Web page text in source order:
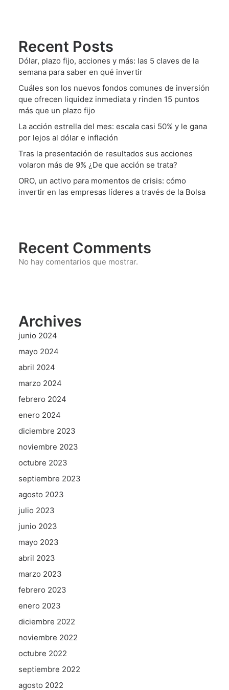
Recent Posts
Dólar, plazo fijo, acciones y más: las 5 claves de la
semana para saber en qué invertir
Cuáles son los nuevos fondos comunes de inversión
que ofrecen liquidez inmediata y rinden 15 puntos
más que un plazo fijo
La acción estrella del mes: escala casi 50% y le gana
por lejos al dólar e inflación
Tras la presentación de resultados sus acciones
volaron más de 9% ¿De que acción se trata?
ORO, un activo para momentos de crisis: cómo
invertir en las empresas líderes a través de la Bolsa
Recent Comments
No hay comentarios que mostrar.
Archives
junio 2024
mayo 2024
abril 2024
marzo 2024
febrero 2024
enero 2024
diciembre 2023
noviembre 2023
octubre 2023
septiembre 2023
agosto 2023
julio 2023
junio 2023
mayo 2023
abril 2023
marzo 2023
febrero 2023
enero 2023
diciembre 2022
noviembre 2022
octubre 2022
septiembre 2022
agosto 2022